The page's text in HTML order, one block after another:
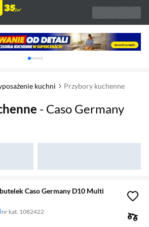
Karuzela z banerami, aktualny element 1 z
kuchni Przybory kuchenne
- Caso Germany
Caso Germany D10 Multi
nr kat. 1082422